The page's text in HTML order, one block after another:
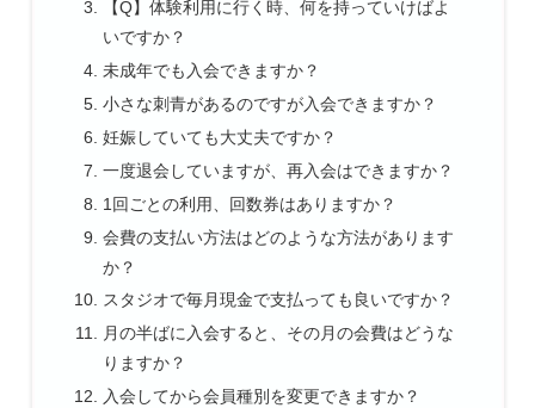
【Q】体験利用に行く時、何を持っていけばよ
いですか？
未成年でも入会できますか？
小さな刺青があるのですが入会できますか？
妊娠していても大丈夫ですか？
一度退会していますが、再入会はできますか？
1回ごとの利用、回数券はありますか？
会費の支払い方法はどのような方法があります
か？
スタジオで毎月現金で支払っても良いですか？
月の半ばに入会すると、その月の会費はどうな
りますか？
入会してから会員種別を変更できますか？